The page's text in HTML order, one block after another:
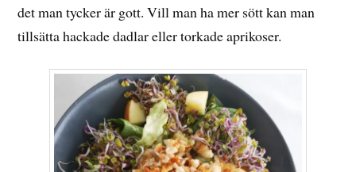
det man tycker är gott. Vill man ha mer sött kan man
tillsätta hackade dadlar eller torkade aprikoser.